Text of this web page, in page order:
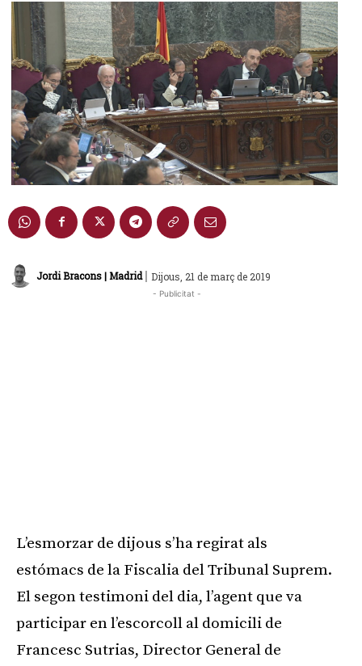
Jordi Bracons | Madrid | Dijous, 21 de març de 2019
- Publicitat -
L’esmorzar de dijous s’ha regirat als
estómacs de la Fiscalia del Tribunal Suprem.
El segon testimoni del dia, l’agent que va
participar en l’escorcoll al domicili de
Francesc Sutrias, Director General de